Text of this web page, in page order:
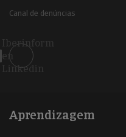
Canal de denúncias
Iberinform
en
Linkedin
Aprendizagem